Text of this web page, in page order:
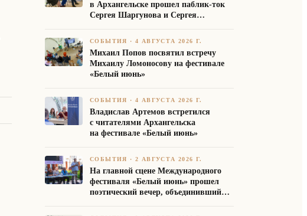
в Архангельске прошел паблик-ток
Сергея Шаргунова и Сергея
СОБЫТИЯ ·4 АВГУСТА 2026 Г.
Михаил Попов посвятил встречу
Михаилу Ломоносову на фестивале
«Белый июнь»
СОБЫТИЯ ·4 АВГУСТА 2026 Г.
Владислав Артемов встретился
с читателями Архангельска
на фестивале «Белый июнь»
СОБЫТИЯ ·2 АВГУСТА 2026 Г.
На главной сцене Международного
фестиваля «Белый июнь» прошел
поэтический вечер, объединивший